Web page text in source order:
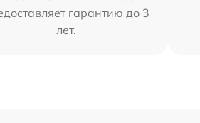
гарантию до 3
лет.